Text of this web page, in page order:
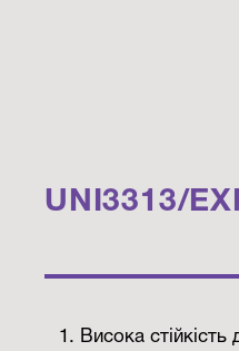
UNI3313/
1. Висока